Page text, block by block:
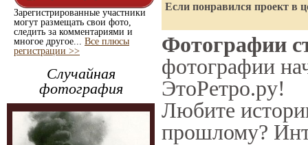
Зарегистрированные участники
могут размещать свои фото,
следить за комментариями и
многое другое... Все плюсы
регистрации >>
Случайная
фотография
Если понравился проект в
Фотографии
фотографии
ЭтоРетро.ру!
Любите
прошлому?